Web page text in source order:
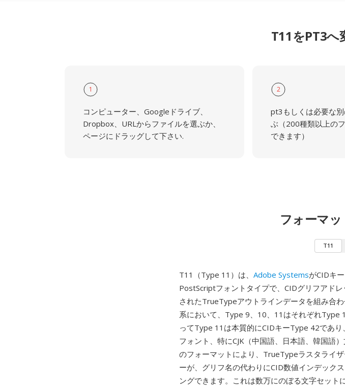
T11をPT3へ
1
コンピューター、Googleドライブ、
Dropbox、URLからファイルを選ぶか、
ページにドラッグして下さい.
2
pt3もしくは必要な
ぶ（200種類以上の
できます）
フォーマ
T11
T11（Type 11）は、 Adobe SystemsがCIDキ
PostScriptフォントタイプで、CIDグリフアド
されたTrueTypeアウトラインデータを組み合
系において、Type 9、10、11はそれぞれ
ってType 11は本質的にCIDキーType 42であ
フォント、特にCJK（中国語、日本語、韓国語
のフォーマットにより、TrueTypeラスタライ
ーが、グリフ名の代わりにCID数値インデック
ングできます。これは数万にのぼる文字セッ